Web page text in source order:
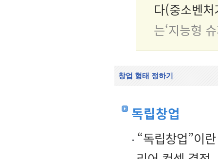
다(중소벤
는‘지능형
창업 형태 정하기
독립창업
“독립창업”이